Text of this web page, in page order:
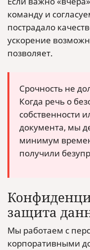
команду и
пострадало
ускорение
позволяет.
Срочность не
Когда речь о
собственности
документа, мы
минимум
получили
защита
Мы работаем с
корпоративными